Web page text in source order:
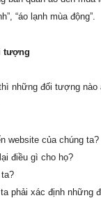
“áo lạnh mùa động”.
tượng
những đối tượng
website của chúng ta?
điều gì cho họ?
phải xác định những